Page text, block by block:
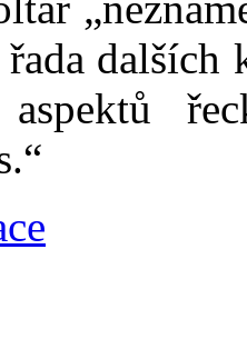
dalších